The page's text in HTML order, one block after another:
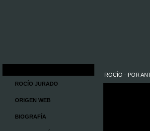
ROCÍO JURADO
ORIGEN WEB
BIOGRAFÍA
ROCÍO - POR